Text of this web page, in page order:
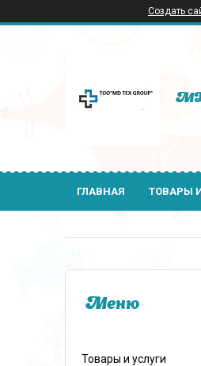
Создать
ГЛАВНАЯ ТОВАРЫ
Товары и услуги